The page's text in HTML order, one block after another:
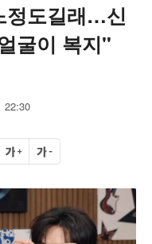
정도길래…신
굴이 복지"
22:30
기
사
글자 크게글자 작게